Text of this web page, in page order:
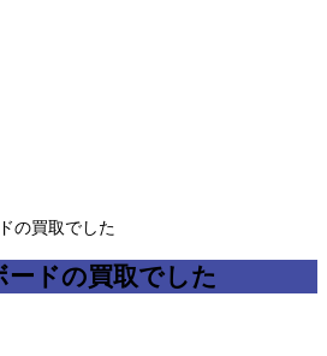
の買取でした
ドの買取でした